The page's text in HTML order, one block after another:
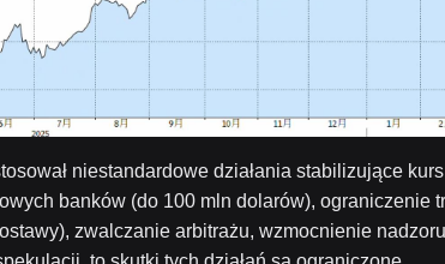
niestandardowe działania stabilizujące
banków (do 100 mln dolarów), ograniczenie
zwalczanie arbitrażu, wzmocnienie